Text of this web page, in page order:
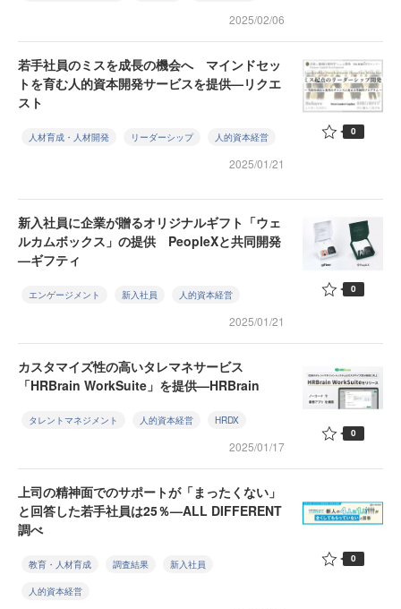
2025/02/06
若手社員のミスを成長の機会へ マインドセッ
トを育む人的資本開発サービスを提供—リクエ
スト
人材育成・人材開発 リーダーシップ 人的資本経営
2025/01/21
0
新入社員に企業が贈るオリジナルギフト「ウェ
ルカムボックス」の提供 PeopleXと共同開発
—ギフティ
エンゲージメント 新入社員 人的資本経営
2025/01/21
0
カスタマイズ性の高いタレマネサービス
「HRBrain WorkSuite」を提供—HRBrain
タレントマネジメント 人的資本経営 HRDX
2025/01/17
0
上司の精神面でのサポートが「まったくない」
と回答した若手社員は25％—ALL DIFFERENT
調べ
教育・人材育成 調査結果 新入社員
人的資本経営
0